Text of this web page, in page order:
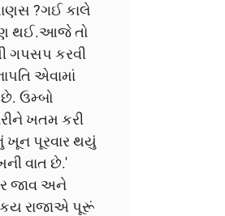
?ગઈ કાલે
થઈ.આજે તો
ગપસપ કરવી
એવામાં
છે. ઉમ્બો
ખતમ કરી
ખૂન પૂરવાર થયું
વાત છે.'
જાવ અને
રાજાએ પૂરૂં